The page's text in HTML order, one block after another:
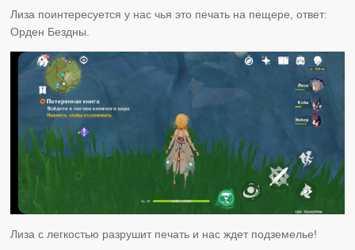
Лиза поинтересуется у нас чья это печать на пещере, ответ:
Орден Бездны.
Лиза с легкостью разрушит печать и нас ждет подземелье!